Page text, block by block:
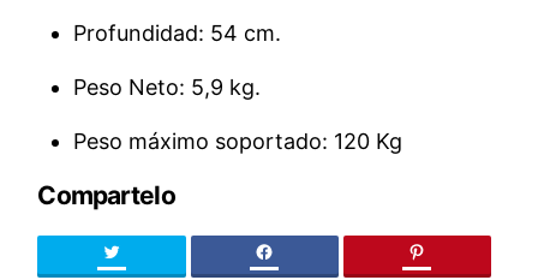
Profundidad: 54 cm.
Peso Neto: 5,9 kg.
Peso máximo soportado: 120 Kg
Compartelo
Twitter facebook pinteres